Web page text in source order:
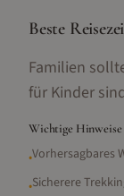
Beste
Familien
für Kinder
Wichtige Hinweise
•Vorhersagbares
•Sicherere